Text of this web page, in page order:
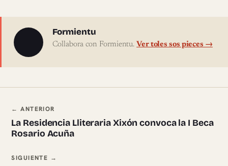
Sobre l'autor
Formientu
Collabora con Formientu. Ver toles sos pieces →
Navegación ente pieces
← ANTERIOR
La Residencia Lliteraria Xixón convoca la I Beca
Rosario Acuña
SIGUIENTE →